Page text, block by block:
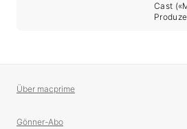
Cast
Über macprime
Gönner-Abo